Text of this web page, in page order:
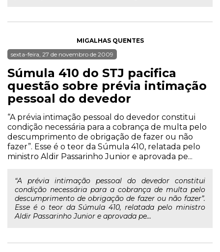
MIGALHAS QUENTES
sexta-feira, 27 de novembro de 2009
Súmula 410 do STJ pacifica
questão sobre prévia intimação
pessoal do devedor
“A prévia intimação pessoal do devedor constitui
condição necessária para a cobrança de multa pelo
descumprimento de obrigação de fazer ou não
fazer”. Esse é o teor da Súmula 410, relatada pelo
ministro Aldir Passarinho Junior e aprovada pe...
“A prévia intimação pessoal do devedor constitui
condição necessária para a cobrança de multa pelo
descumprimento de obrigação de fazer ou não fazer”.
Esse é o teor da Súmula 410, relatada pelo ministro
Aldir Passarinho Junior e aprovada pe...